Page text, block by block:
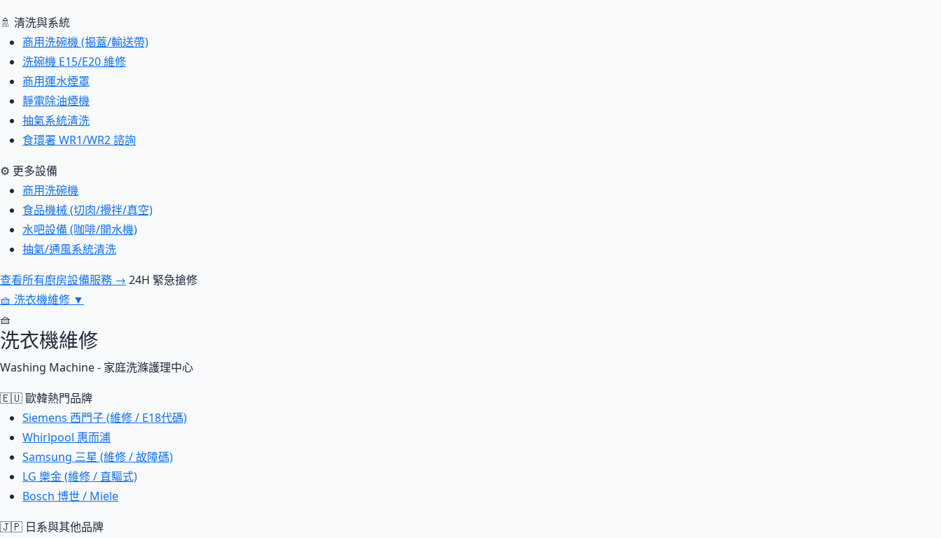
🚿 清洗與系統
商用洗碗機 (揭蓋/輸送帶)
洗碗機 E15/E20 維修
商用運水煙罩
靜電除油煙機
抽氣系統清洗
食環署 WR1/WR2 諮詢
⚙ 更多設備
商用洗碗機
食品機械 (切肉/攪拌/真空)
水吧設備 (咖啡/開水機)
抽氣/通風系統清洗
查看所有廚房設備服務 → 24H 緊急搶修
🧺 洗衣機維修 ▼
🧺
洗衣機維修
Washing Machine - 家庭洗滌護理中心
🇪🇺 歐韓熱門品牌
Siemens 西門子 (維修 / E18代碼)
Whirlpool 惠而浦
Samsung 三星 (維修 / 故障碼)
LG 樂金 (維修 / 直驅式)
Bosch 博世 / Miele
🇯🇵 日系與其他品牌